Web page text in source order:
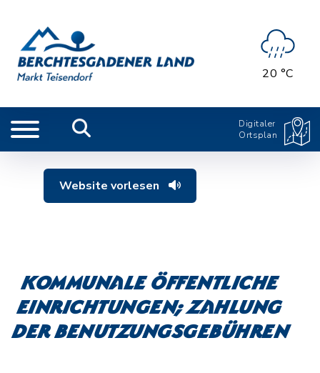
20 °C
Digitaler
Ortsplan
Website vorlesen
Kommunale öffentliche
Einrichtungen; Zahlung
der Benutzungsgebühren